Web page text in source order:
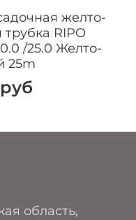
желто-
трубка RIPO
/25.0 Желто-
25m
область,